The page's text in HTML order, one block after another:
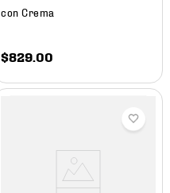
con Crema
$829 .00